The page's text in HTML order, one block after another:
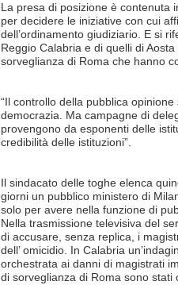
La presa di posizione è contenuta
per decidere le iniziative con cui
dell’ordinamento giudiziario. E si
Reggio Calabria e di quelli di
sorveglianza di Roma che hanno
“Il controllo della pubblica
democrazia. Ma campagne di
provengono da esponenti delle
credibilità delle istituzioni”.
Il sindacato delle toghe elenca
giorni un pubblico ministero di
solo per avere nella funzione di
Nella trasmissione televisiva del
di accusare, senza replica, i
dell’ omicidio. In Calabria
orchestrata ai danni di magistrati
di sorveglianza di Roma sono